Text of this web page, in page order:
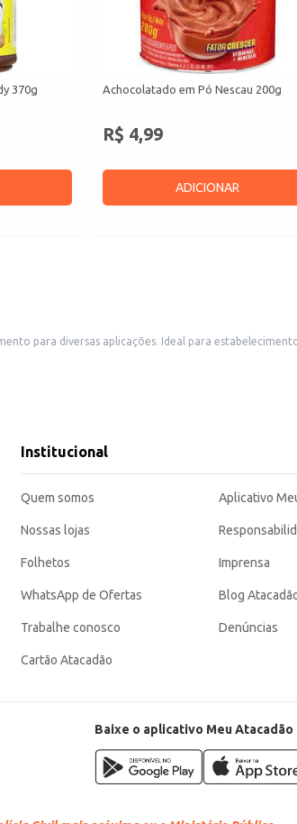
370g Achocolatado em Pó Nescau 200g
R$ 4,99
ADICIONAR
restaurantes e confeitarias que oferecem bebidas quentes,
seja para uso profissional ou doméstico,
Institucional
Quem somos
Nossas lojas
Folhetos
WhatsApp de Ofertas
Trabalhe conosco
Cartão Atacadão
Aplicativo
Imprensa
Blog
Denúncias
Baixe o aplicativo Meu Atacadão